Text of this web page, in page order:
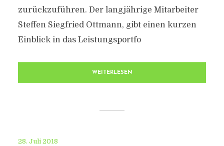
zurückzuführen. Der langjährige Mitarbeiter
Steffen Siegfried Ottmann, gibt einen kurzen
Einblick in das Leistungsportfo
WEITERLESEN
28. Juli 2018